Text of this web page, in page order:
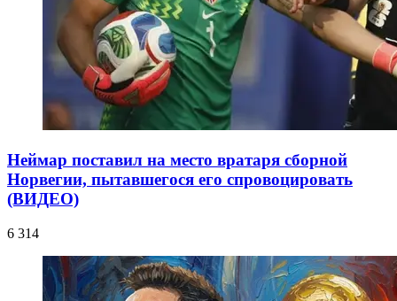
Неймар поставил на место вратаря сборной
Норвегии, пытавшегося его спровоцировать
(ВИДЕО)
6 314